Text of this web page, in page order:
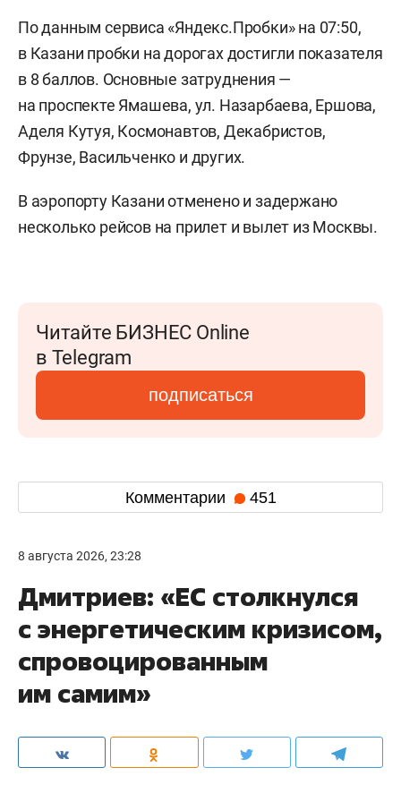
По данным сервиса «Яндекс.Пробки» на 07:50,
в Казани пробки на дорогах достигли показателя
в 8 баллов. Основные затруднения —
на проспекте Ямашева, ул. Назарбаева, Ершова,
Аделя Кутуя, Космонавтов, Декабристов,
Фрунзе, Васильченко и других.
В аэропорту Казани отменено и задержано
несколько рейсов на прилет и вылет из Москвы.
Читайте БИЗНЕС Online
в Telegram
подписаться
Комментарии 451
8 августа 2026, 23:28
Дмитриев: «ЕС столкнулся
с энергетическим кризисом,
спровоцированным
им самим»